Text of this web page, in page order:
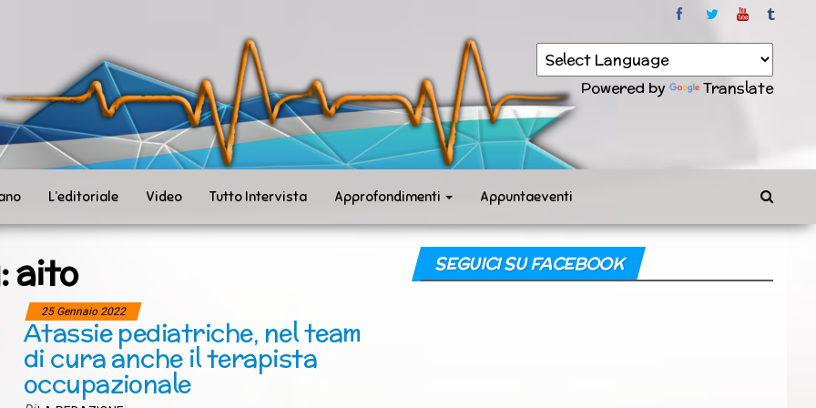
Powered by Translate
L’editoriale Video Tutto Intervista Approfondimenti Appuntaeventi
aito
25 Gennaio 2022
Atassie pediatriche, nel team
di cura anche il terapista
occupazionale
SEGUICI SU FACEBOOK